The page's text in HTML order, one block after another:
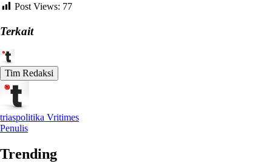
Post Views: 77
Terkait
Tim Redaksi
triaspolitika Vritimes
Penulis
Trending